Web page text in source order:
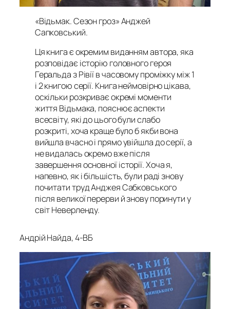
«Відьмак. Сезон гроз» Анджей
Сапковський.
Ця книга є окремим виданням автора, яка
розповідає історію головного героя
Геральда з Рівії в часовому проміжку між 1
і 2 книгою серії. Книга неймовірно цікава,
оскільки розкриває окремі моменти
життя Відьмака, пояснює аспекти
всесвіту, які до цього були слабо
розкриті, хоча краще було б якби вона
вийшла вчасно і прямо увійшла до серії, а
не видалась окремо вже після
завершення основної історії. Хоча я,
напевно, як і більшість, були раді знову
почитати труд Анджея Сабковського
після великої перерви й знову поринути у
світ Неверленду.
Андрій Найда, 4-ВБ